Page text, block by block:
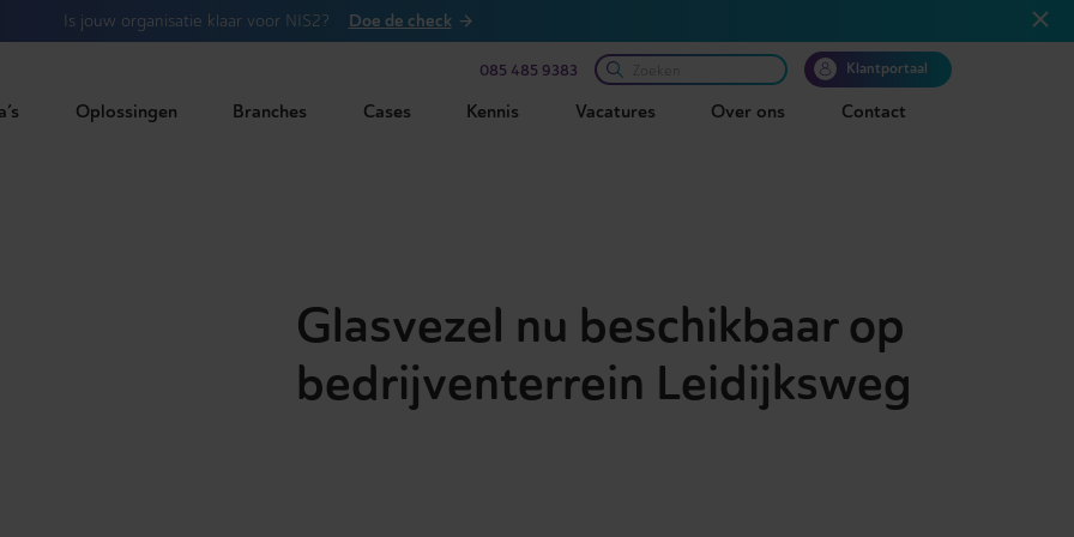
Is jouw organisatie klaar voor NIS2? Doe de check
085 485 9383 Klantportaal
Oplossingen Branches Cases Kennis Vacatures Over ons Contact
Glasvezel nu beschikbaar op
bedrijventerrein Leidijksweg